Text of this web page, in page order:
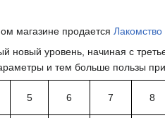
магазине продается
уровень, начиная с
и тем больше пользы
5 6 7 8